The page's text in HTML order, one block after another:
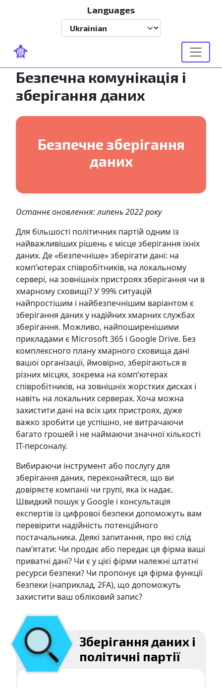
Перейти до основного вмістуLanguages
Select your language
Безпечна комунікація і
зберігання даних
Безпечне зберігання
даних
Останнє оновлення: липень 2022 року
Для більшості політичних партій одним із
найважливіших рішень є місце зберігання їхніх
даних. Де «безпечніше» зберігати дані: на
комп’ютерах співробітників, на локальному
сервері, на зовнішніх пристроях зберігання чи в
хмарному сховищі? У 99% ситуацій
найпростішим і найбезпечнішим варіантом є
зберігання даних у надійних хмарних службах
зберігання. Можливо, найпоширенішими
прикладами є Microsoft 365 і Google Drive. Без
комплексного плану хмарного сховища дані
вашої організації, ймовірно, зберігаються в
різних місцях, зокрема на комп’ютерах
співробітників, на зовнішніх жорстких дисках і
навіть на локальних серверах. Хоча можна
захистити дані на всіх цих пристроях, дуже
важко зробити це успішно, не витрачаючи
багато грошей і не наймаючи значної кількості
ІТ-персоналу.
Вибираючи інструмент або послугу для
зберігання даних, переконайтеся, що ви
довіряєте компанії чи групі, яка їх надає.
Швидкий пошук у Google і консультація
експертів із цифрової безпеки допоможуть вам
перевірити надійність потенційного
постачальника. Деякі запитання, про які слід
пам’ятати: Чи продає або передає ця фірма ваші
приватні дані? Чи є у цієї фірми належні штатні
ресурси безпеки? Чи пропонує ця фірма функції
безпеки (наприклад, 2FA), що допоможуть
захистити ваш обліковий запис?
Зберігання даних і
політичні партії